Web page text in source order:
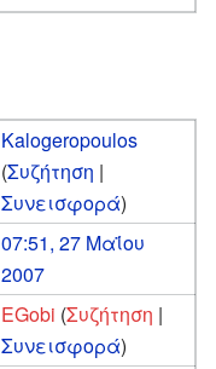
Kalogeropoulos
(Συζήτηση |
Συνεισφορά)
07:51, 27 Μαΐου
2007
EGobi (Συζήτηση |
Συνεισφορά)